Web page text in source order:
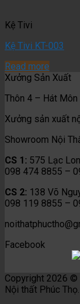
Kệ Tivi
Kệ Tivi KT-003
Read more
Xưởng Sản Xuất
Thôn 4 – Hát
Xưởng sản xuất
Showroom Nội
CS 1: 575 Lạc
098 474 8855 –
CS 2: 138 Võ
098 119 8855 –
Facebook
Copyright 2026 ©
Nội thất Phúc